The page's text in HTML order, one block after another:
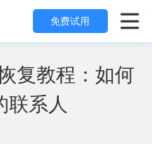

免费试用
复教程：如何
系人